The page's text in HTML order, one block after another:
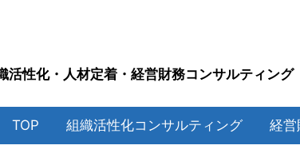
活性化・人材定着・経営財務コンサルティング
TOP 組織活性化コンサルティング 経営